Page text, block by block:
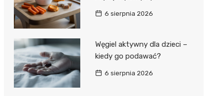
6 sierpnia 2026
Węgiel aktywny dla dzieci –
kiedy go podawać?
6 sierpnia 2026